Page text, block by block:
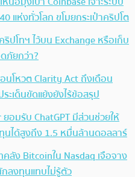
แห่งทั่วโลก ขโมยกระเป๋าคริปโต
ปโทฯ ไว้บน Exchange หรือเก็บ
ภัยกว่า?
นโหวต Clarity Act ถึงเดือน
ะเด็นขัดแย้งยังไร้ข้อสรุป
อมรับ ChatGPT มีส่วนช่วยให้
นได้สูงถึง 1.5 หมื่นล้านดอลลาร์
ลัง Bitcoinใน Nasdaq เจือจาง
ลงทุนแทบไม่รู้ตัว